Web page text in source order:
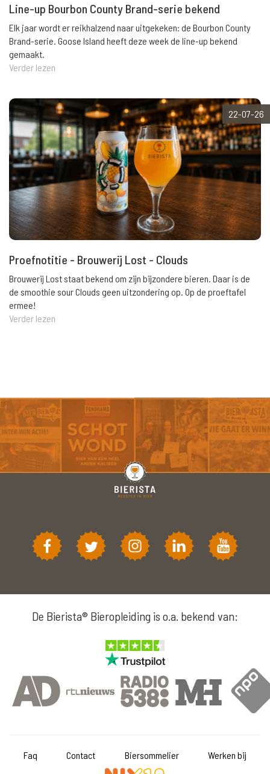
Line-up Bourbon County Brand-serie bekend
Elk jaar wordt er reikhalzend naar uitgekeken: de Bourbon County
Brand-serie. Goose Island heeft deze week de line-up bekend
gemaakt.
Verder lezen
22-07-26
Proefnotitie - Brouwerij Lost - Clouds
Brouwerij Lost staat bekend om zijn bijzondere bieren. Daar is de
de smoothie sour Clouds geen uitzondering op. Op de proeftafel
ermee!
Verder lezen
De Bierista® Bieropleiding is o.a. bekend van:
Faq Contact Biersommelier Werken bij